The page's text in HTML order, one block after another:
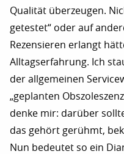
Qualität überzeugen.
getestet“ oder auf
Rezensieren erlangt
Alltagserfahrung. Ich
der allgemeinen
„geplanten
denke mir: darüber
das gehört gerühmt,
Nun bedeutet so ein